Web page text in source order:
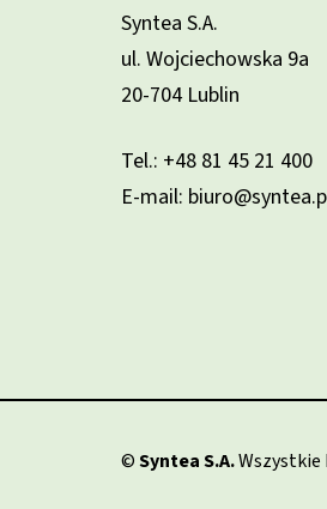
Syntea S.A.
ul. Wojciechowska 9a
20-704 Lublin
Tel.: +48 81 45 21 400
E-mail:
©Syntea S.A.Wszystkie